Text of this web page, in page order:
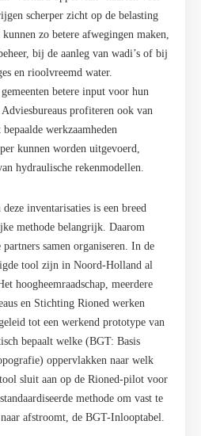
scherper zicht op de belasting
zo betere afwegingen maken,
bij de aanleg van wadi’s of bij
en rioolvreemd water.
betere input voor hun
profiteren ook van
werkzaamheden
kunnen worden uitgevoerd,
hydraulische rekenmodellen.
inventarisaties is een breed
methode belangrijk. Daarom
samen organiseren. In de
tool zijn in Noord-Holland al
hoogheemraadschap, meerdere
en Stichting Rioned werken
tot een werkend prototype van
bepaalt welke (BGT: Basis
oppervlakken naar welk
sluit aan op de Rioned-pilot voor
methode om vast te
afstroomt, de BGT-Inlooptabel.